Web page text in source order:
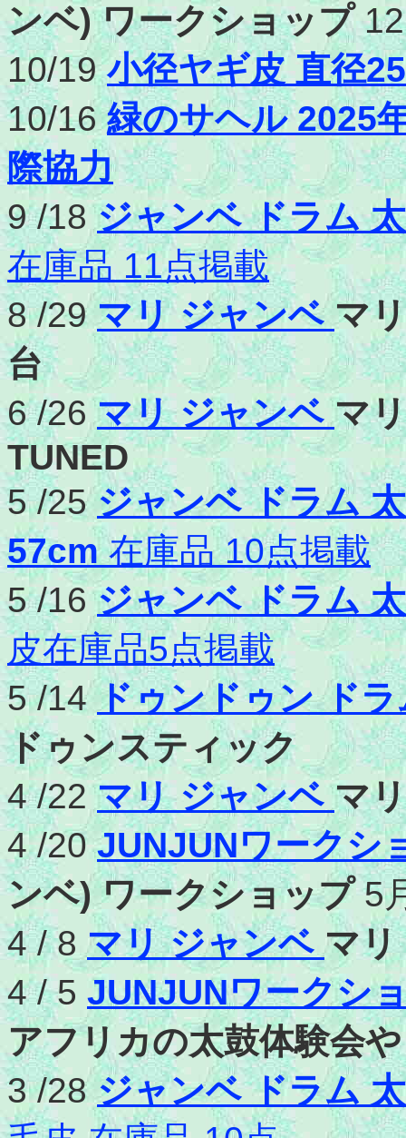
ンベ) ワークショップ
10/19小径ヤギ皮 直径
10/16緑のサヘル 2025
際協力
9 /18ジャンベ ドラム
在庫品 11点掲載
8 /29マリ ジャンベマ
台
6 /26マリ ジャンベマ
TUNED
5 /25ジャンベ ドラム
57cm在庫品 10点掲載
5 /16ジャンベ ドラム
皮在庫品5点掲載
5 /14ドゥンドゥン ド
ドゥンスティック
4 /22マリ ジャンベマ
4 /20JUNJUNワークシ
ンベ) ワークショップ5
4 / 8マリ ジャンベマリ
4 / 5 JUNJUNワークシ
アフリカの太鼓体験会
3 /28ジャンベ ドラム